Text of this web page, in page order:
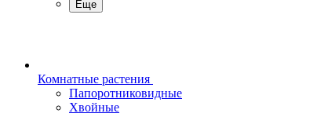
Еще
Комнатные растения
Папоротниковидные
Хвойные